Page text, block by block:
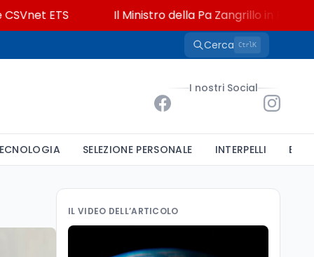
ETS Il Ministro della Pa Zangrillo in Parlamento:
Cerca CtrlK
I nostri Social
SELEZIONE PERSONALE INTERPELLI
IL VIDEO DELL’ARTICOLO